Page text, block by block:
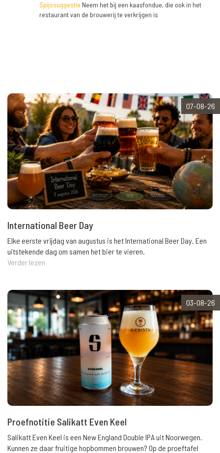
Spijssuggestie Neem het bij een kaasfondue, die ook in het
restaurant van de brouwerij te verkrijgen is
07-08-26
International Beer Day
Elke eerste vrijdag van augustus is het International Beer Day. Een
uitstekende dag om samen het bier te vieren.
Verder lezen
03-08-26
Proefnotitie Salikatt Even Keel
Salikatt Even Keel is een New England Double IPA uit Noorwegen.
Kunnen ze daar fruitige hopbommen brouwen? Op de proeftafel